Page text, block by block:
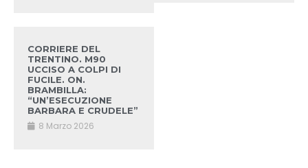
CORRIERE DEL
TRENTINO. M90
UCCISO A COLPI DI
FUCILE. ON.
BRAMBILLA:
“UN’ESECUZIONE
BARBARA E CRUDELE”
8 Marzo 2026